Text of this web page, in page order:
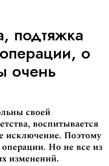
подтяжка
о
очень
своей
воспитывается
исключение. Поэтому
Но не все из
изменений.